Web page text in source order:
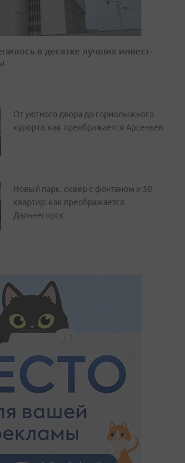
в десятке лучших инвест-
От уютного двора до горнолыжного
курорта: как преображается Арсеньев
Новый парк, сквер с фонтаном и 50
квартир: как преображается
Дальнегорск